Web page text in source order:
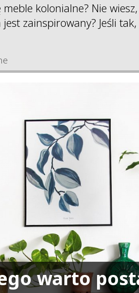
kolonialne? Nie
zainspirowany? Jeśli
warto